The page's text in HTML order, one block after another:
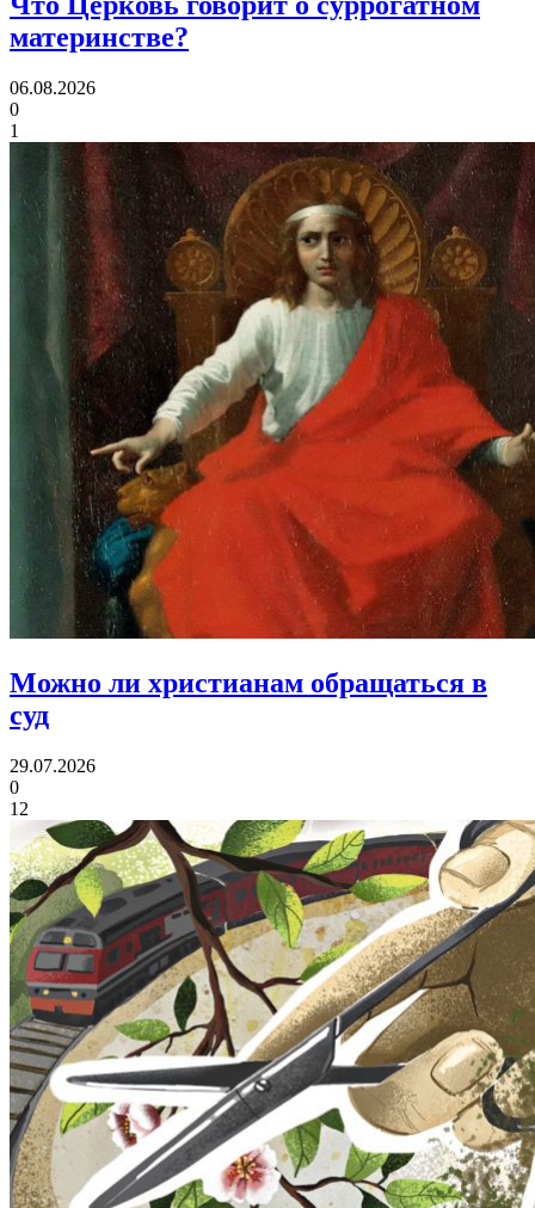
материнстве?
06.08.2026
0
1
Можно ли христианам обращаться в
суд
29.07.2026
0
12